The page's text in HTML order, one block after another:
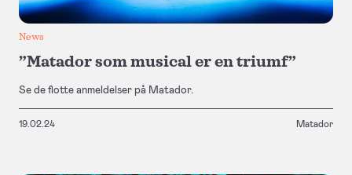
News
”Matador som musical er en triumf”
Se de flotte anmeldelser på Matador.
19.02.24 Matador